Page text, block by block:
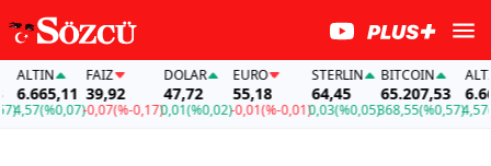
ALTIN
6.665,11
(%0,07)
FAİZ
39,92
-0,07(%-0,17)
DOLAR
47,72
0,01(%0,02)
EURO
55,18
-0,01(%-0,01)
STERLIN
64,45
0,03(%0,05)
BITCOIN
65.207,53
368,55(%0,57)
ALTIN
4,57